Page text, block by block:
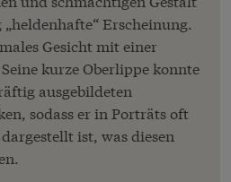
Erscheinung.
Gesicht mit einer
kurze Oberlippe konnte
ausgebildeten
sodass er in Porträts oft
ist, was diesen